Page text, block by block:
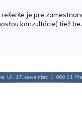
je pre
konzultácie) tiež
17. novembra 1, 080 01